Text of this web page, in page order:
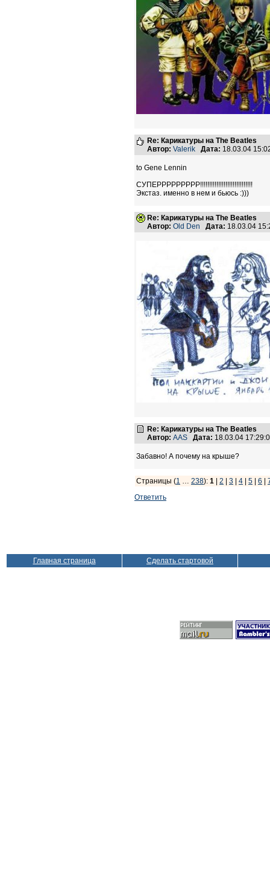
Re: Карикатуры на The Beatles
Автор: Valerik Дата: 18.03.04
to Gene Lennin
СУПЕРРРРРРРРР!!!!!!!!!!!!!!!!!!!!!!!!!!!!!
Экстаз. именно в нем и бьюсь :)))
Re: Карикатуры на The Beatles
Автор: Old Den Дата: 18.03.04
Re: Карикатуры на The Beatles
Автор: AAS Дата: 18.03.04
Забавно! А почему на крыше?
Страницы (1 … 238): 1 2 3 4 5 6
Ответить
Главная страница Сделать стартовой